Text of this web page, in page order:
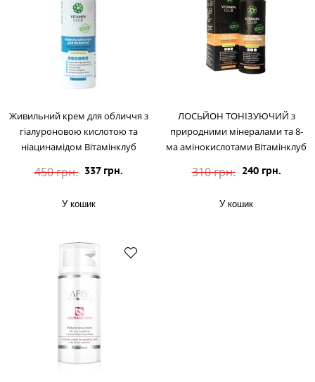
Живильний крем для обличчя з
гіалуроновою кислотою та
ніацинамідом Вітамінклуб
450 грн. 337 грн.
У кошик
ЛОСЬЙОН ТОНІЗУЮЧИЙ з
природними мінералами та 8-
ма амінокислотами Вітамінклуб
310 грн. 240 грн.
У кошик